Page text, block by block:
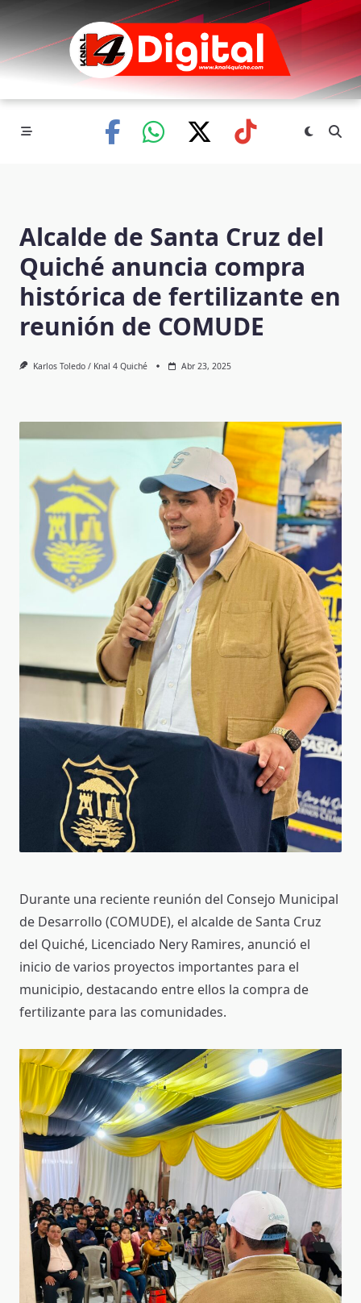
Skip
content
Alcalde de Santa Cruz del
Quiché anuncia compra
histórica de fertilizante en
reunión de COMUDE
Karlos Toledo / Knal 4 Quiché Abr 23, 2025
Durante una reciente reunión del Consejo Municipal
de Desarrollo (COMUDE), el alcalde de Santa Cruz
del Quiché, Licenciado Nery Ramires, anunció el
inicio de varios proyectos importantes para el
municipio, destacando entre ellos la compra de
fertilizante para las comunidades.